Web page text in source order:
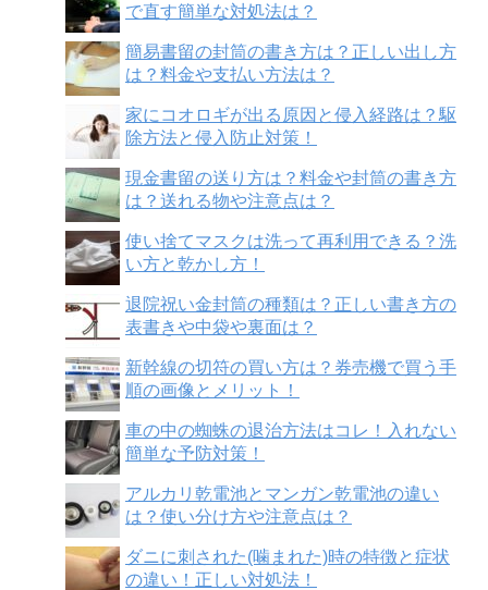
で直す簡単な対処法は？
簡易書留の封筒の書き方は？正しい出し方
は？料金や支払い方法は？
家にコオロギが出る原因と侵入経路は？駆
除方法と侵入防止対策！
現金書留の送り方は？料金や封筒の書き方
は？送れる物や注意点は？
使い捨てマスクは洗って再利用できる？洗
い方と乾かし方！
退院祝い金封筒の種類は？正しい書き方の
表書きや中袋や裏面は？
新幹線の切符の買い方は？券売機で買う手
順の画像とメリット！
車の中の蜘蛛の退治方法はコレ！入れない
簡単な予防対策！
アルカリ乾電池とマンガン乾電池の違い
は？使い分け方や注意点は？
ダニに刺された(噛まれた)時の特徴と症状
の違い！正しい対処法！